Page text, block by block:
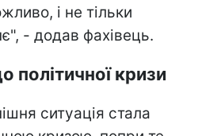
і не тільки
- додав фахівець.
політичної кризи
ситуація стала